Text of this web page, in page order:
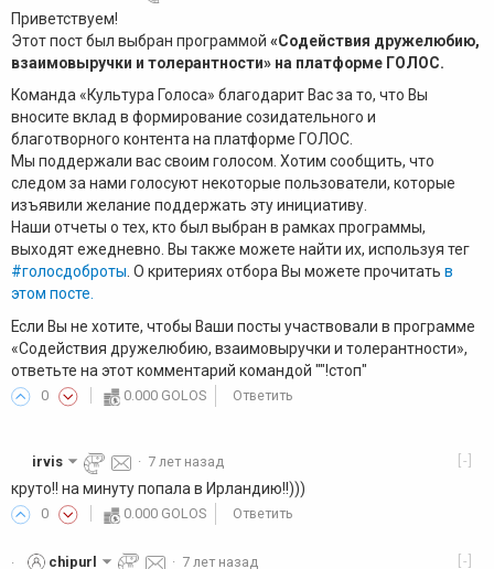
Приветствуем!
Этот пост был выбран программой «Содействия дружелюбию,
взаимовыручки и толерантности» на платформе ГОЛОС.
Команда «Культура Голоса» благодарит Вас за то, что Вы
вносите вклад в формирование созидательного и
благотворного контента на платформе ГОЛОС.
Мы поддержали вас своим голосом. Хотим сообщить, что
следом за нами голосуют некоторые пользователи, которые
изъявили желание поддержать эту инициативу.
Наши отчеты о тех, кто был выбран в рамках программы,
выходят ежедневно. Вы также можете найти их, используя тег
#голосдоброты. О критериях отбора Вы можете прочитать в
этом посте.
Если Вы не хотите, чтобы Ваши посты участвовали в программе
«Содействия дружелюбию, взаимовыручки и толерантности»,
ответьте на этот комментарий командой ""!стоп"
0 0.000 GOLOS Ответить
[-]
irvis · 7 лет назад
круто!! на минуту попала в Ирландию!!)))
0 0.000 GOLOS Ответить
· [-]
chipurl · 7 лет назад